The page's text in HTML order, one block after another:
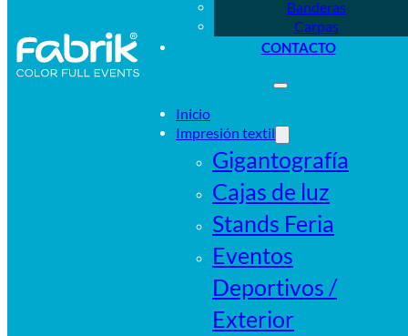
Banderas
Carpas
CONTACTO
Inicio
Impresión textil
Gigantografía
Cajas de luz
Stands Feria
Eventos
Deportivos /
Exterior